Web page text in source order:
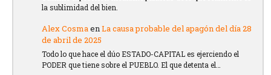
la sublimidad del bien.
Alex CosmaenLa causa probable del apagón del día 28
de abril de 2025
Todo lo que hace el dúo ESTADO-CAPITAL es ejerciendo el
PODER que tiene sobre el PUEBLO. El que detenta el…